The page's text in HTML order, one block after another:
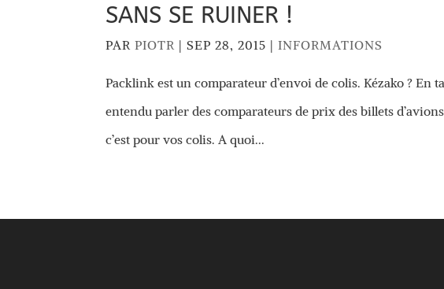
SANS SE RUINER !
PARPIOTR |SEP 28, 2015 |INFORMATIONS
Packlink est un comparateur d’envoi de colis. Kézako ? En
entendu parler des comparateurs de prix des billets
c’est pour vos colis. A quoi...